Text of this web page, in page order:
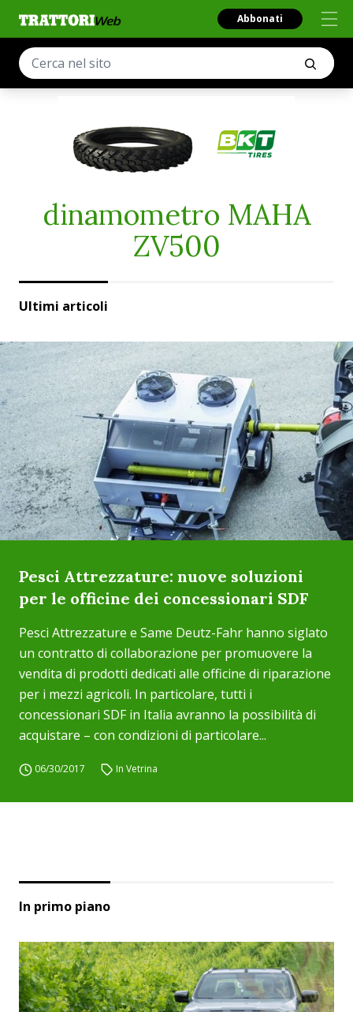
Abbonati
dinamometro MAHA
ZV500
Ultimi articoli
Pesci Attrezzature: nuove soluzioni
per le officine dei concessionari SDF
Pesci Attrezzature e Same Deutz-Fahr hanno siglato
un contratto di collaborazione per promuovere la
vendita di prodotti dedicati alle officine di riparazione
per i mezzi agricoli. In particolare, tutti i
concessionari SDF in Italia avranno la possibilità di
acquistare – con condizioni di particolare...
06/30/2017 In Vetrina
In primo piano